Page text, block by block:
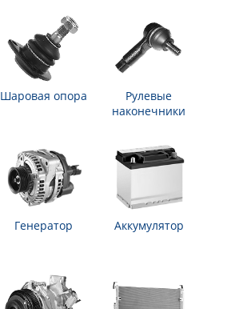
Шаровая опора
Рулевые
наконечники
Генератор Аккумулятор